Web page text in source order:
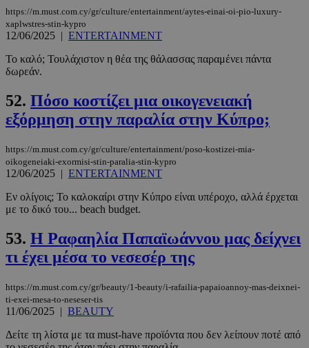
https://m.must.com.cy/gr/culture/entertainment/aytes-einai-oi-pio-luxury-
xaplwstres-stin-kypro
12/06/2025 | ENTERTAINMENT
Το καλό; Τουλάχιστον η θέα της θάλασσας παραμένει πάντα
δωρεάν.
52. Πόσο κοστίζει μια οικογενειακή
εξόρμηση στην παραλία στην Κύπρο;
https://m.must.com.cy/gr/culture/entertainment/poso-kostizei-mia-
oikogeneiaki-exormisi-stin-paralia-stin-kypro
12/06/2025 | ENTERTAINMENT
Εν ολίγοις; Το καλοκαίρι στην Κύπρο είναι υπέροχο, αλλά έρχεται
με το δικό του... beach budget.
53. Η Ραφαηλία Παπαϊωάννου μας δείχνει
τι έχει μέσα το νεσεσέρ της
https://m.must.com.cy/gr/beauty/1-beauty/i-rafailia-papaioannoy-mas-deixnei-
ti-exei-mesa-to-neseser-tis
11/06/2025 | BEAUTY
Δείτε τη λίστα με τα must-have προϊόντα που δεν λείπουν ποτέ από
__cf_bm
Cloudflare Inc.
29 λεπτά
__cf_bm
www.must.com.cy
1
μέρες
Google